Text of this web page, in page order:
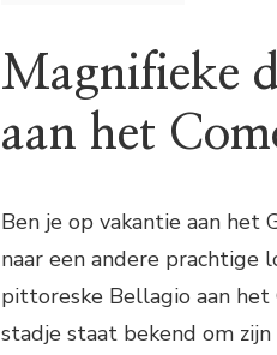
Magnifieke
aan het
Ben je op vakantie aan het
naar een andere prachtige
pittoreske Bellagio aan het
stadje staat bekend om